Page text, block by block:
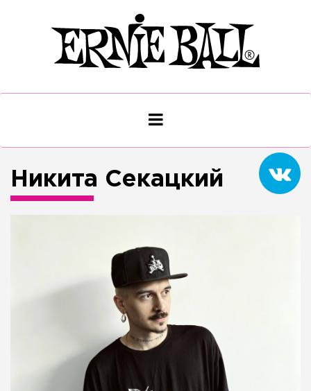
Никита Секацкий